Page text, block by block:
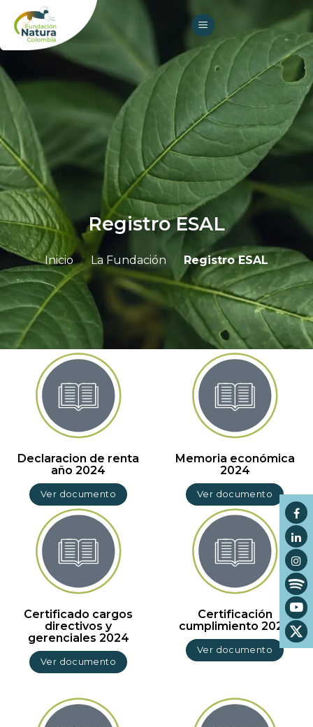
content
Registro ESAL
Inicio / La Fundación / Registro ESAL
Declaracion de renta
año 2024
Ver documento
Memoria económica
2024
Ver documento
Certificado cargos
directivos y
gerenciales 2024
Ver documento
Certificación
cumplimiento 2024
Ver documento